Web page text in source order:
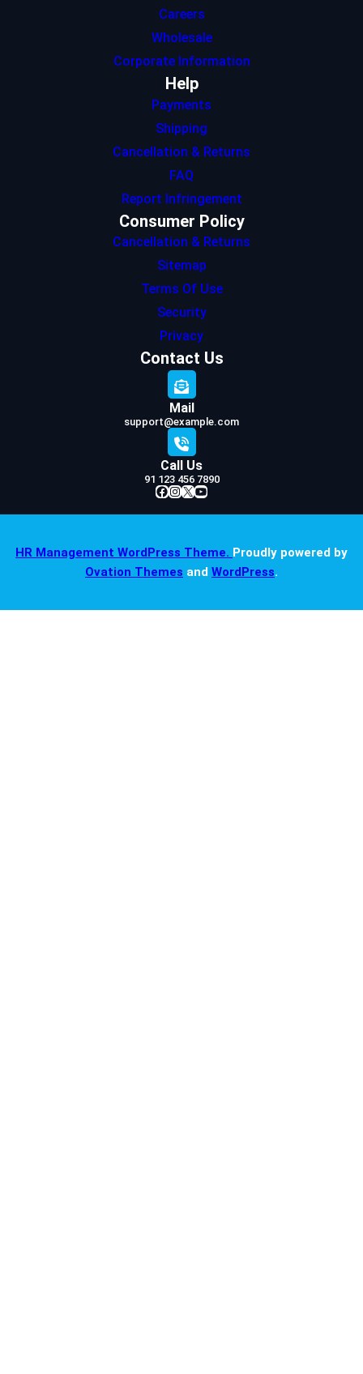
Careers
Wholesale
Corporate Information
Help
Payments
Shipping
Cancellation & Returns
FAQ
Report Infringement
Consumer Policy
Cancellation & Returns
Sitemap
Terms Of Use
Security
Privacy
Contact Us
Mail
support@example.com
Call Us
91 123 456 7890
Facebook InstagramX YouTube
HR Management WordPress Theme. Proudly powered by
Ovation Themes and WordPress.